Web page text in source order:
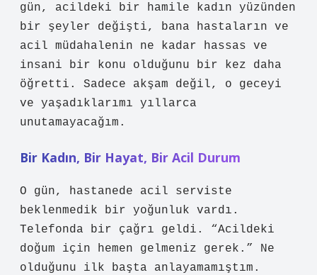
gün, acildeki bir hamile kadın yüzünden
bir şeyler değişti, bana hastaların ve
acil müdahalenin ne kadar hassas ve
insani bir konu olduğunu bir kez daha
öğretti. Sadece akşam değil, o geceyi
ve yaşadıklarımı yıllarca
unutamayacağım.
Bir Kadın, Bir Hayat, Bir Acil Durum
O gün, hastanede acil serviste
beklenmedik bir yoğunluk vardı.
Telefonda bir çağrı geldi. “Acildeki
doğum için hemen gelmeniz gerek.” Ne
olduğunu ilk başta anlayamamıştım.